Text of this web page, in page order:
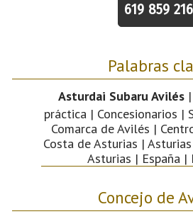
619 859 216
Palabras
Asturdai Subaru Avilés
práctica | Concesionarios |
Comarca de Avilés |
Costa de Asturias |
Asturias | España |
Concejo de